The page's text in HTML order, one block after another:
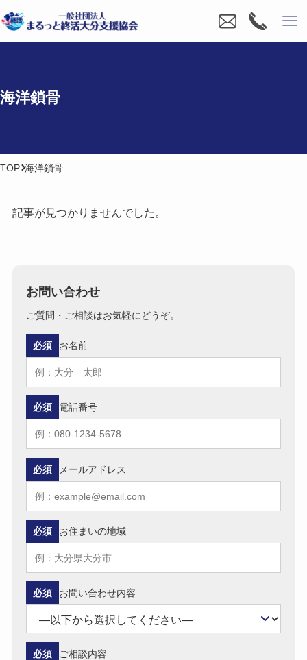
海洋鎖骨
TOP 海洋鎖骨
記事が見つかりませんでした。
お問い合わせ
ご質問・ご相談はお気軽にどうぞ。
お名前
必須
電話番号
必須
メールアドレス
必須
お住まいの地域
必須
お問い合わせ内容
必須
ご相談内容
必須